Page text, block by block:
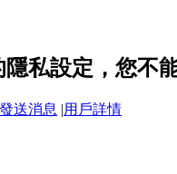
私設定，您不
發送消息 |用戶詳情